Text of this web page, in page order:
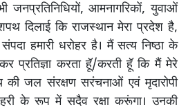
जनप्रतिनिधियों, आमनागरिकों, युवाओं
दिलाई कि राजस्थान मेरा प्रदेश है,
हमारी धरोहर है। मैं सत्य निष्ठा के
प्रतिज्ञा करता हूॅ/करती हॅू कि मैं मेरे
की जल संरक्षण सरंचनाओं एवं मृदारोपी
के रूप में सदैव रक्षा करूंगा। उनकी